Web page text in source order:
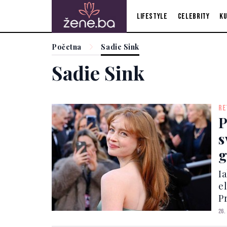
Lifestyle Celebrity
Početna Sadie Sink
Sadie Sink
26.